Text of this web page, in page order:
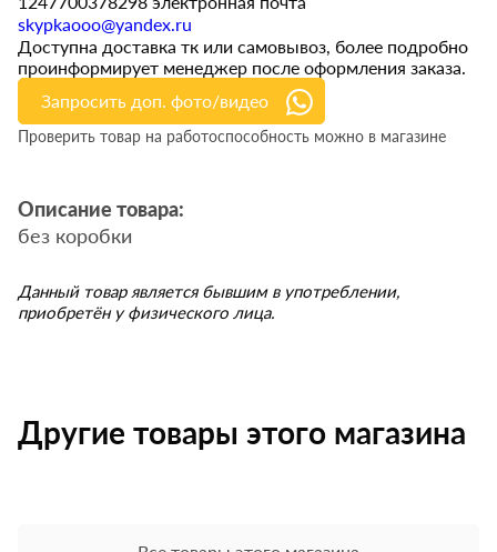
skypkaooo@yandex.ru
Доступна доставка тк или самовывоз, более подробно
проинформирует менеджер после оформления заказа.
Запросить доп. фото/видео
Проверить товар на работоспособность можно в магазине
Описание товара:
без коробки
Данный товар является бывшим в употреблении,
приобретён у физического лица.
Другие товары этого магазина